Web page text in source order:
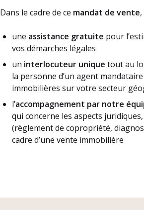
Dans le cadre de ce mandat de vente
une assistance gratuite pour
vos démarches légales
un interlocuteur unique tout au
la personne d’un agent
immobilières sur votre secteur
l’accompagnement par notre
qui concerne les aspects
(règlement de copropriété,
cadre d’une vente immobilière